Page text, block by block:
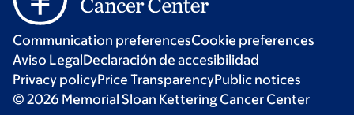
Communication preferencesCookie preferences
Aviso LegalDeclaración de accesibilidad
Privacy policyPrice TransparencyPublic notices
© 2026 Memorial Sloan Kettering Cancer Center